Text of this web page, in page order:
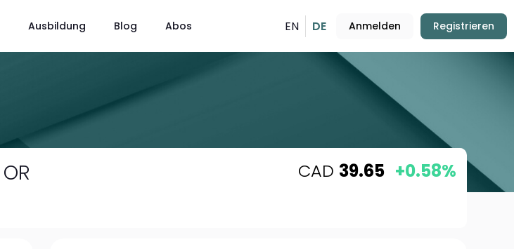
Ausbildung Blog Abos EN DE Anmelden Registrieren
OR CAD 39.65 +0.58%